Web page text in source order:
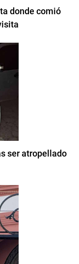
donde comió
ser atropellado